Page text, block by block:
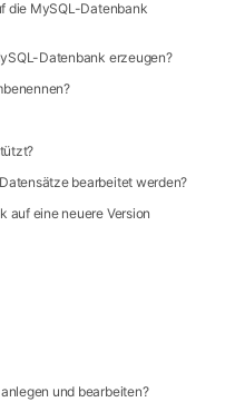
die MySQL-Datenbank
Datenbank erzeugen?
bearbeitet werden?
auf eine neuere Version
und bearbeiten?